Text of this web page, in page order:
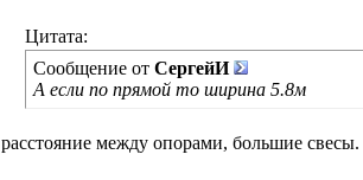
Цитата:
Сообщение от СергейИ
А если по прямой то ширина 5.8м
расстояние между опорами, большие свесы.